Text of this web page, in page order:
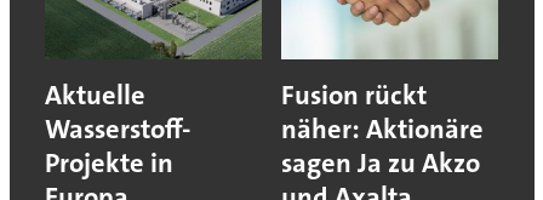
Aktuelle
Wasserstoff-
Projekte in
Fusion rückt
näher: Aktionäre
sagen Ja zu Akzo